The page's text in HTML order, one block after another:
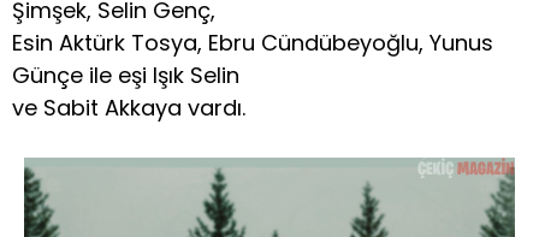
Şimşek, Selin Genç,
Esin Aktürk Tosya, Ebru Cündübeyoğlu, Yunus
Günçe ile eşi Işık Selin
ve Sabit Akkaya vardı.